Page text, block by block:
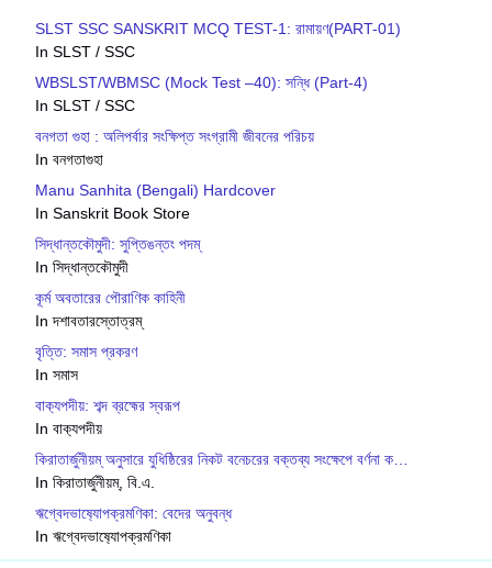
SLST SSC SANSKRIT MCQ TEST-1: রামায়ণ(PART-01)
In SLST / SSC
WBSLST/WBMSC (Mock Test –40): সন্ধি (Part-4)
In SLST / SSC
বনগতা গুহা : অলিপর্বার সংক্ষিপ্ত সংগ্রামী জীবনের পরিচয়
In বনগতাগুহা
Manu Sanhita (Bengali) Hardcover
In Sanskrit Book Store
সিদ্ধান্তকৌমুদী: সুপ্তিঙন্তং পদম্
In সিদ্ধান্তকৌমুদী
কূর্ম অবতারের পৌরাণিক কাহিনী
In দশাবতারস্তোত্রম্
বৃত্তি: সমাস প্রকরণ
In সমাস
বাক‍্যপদীয়: শব্দ ব্রহ্মের স্বরূপ
In বাক‍্যপদীয়
কিরাতার্জুনীয়ম্ অনুসারে যুধিষ্ঠিরের নিকট বনেচরের বক্তব্য সংক্ষেপে বর্ণনা ক…
In কিরাতার্জুনীয়ম্, বি.এ.
ঋগ্বেদভাষ‍্যোপক্রমণিকা: বেদের অনুবন্ধ
In ঋগ্বেদভাষ‍্যোপক্রমণিকা